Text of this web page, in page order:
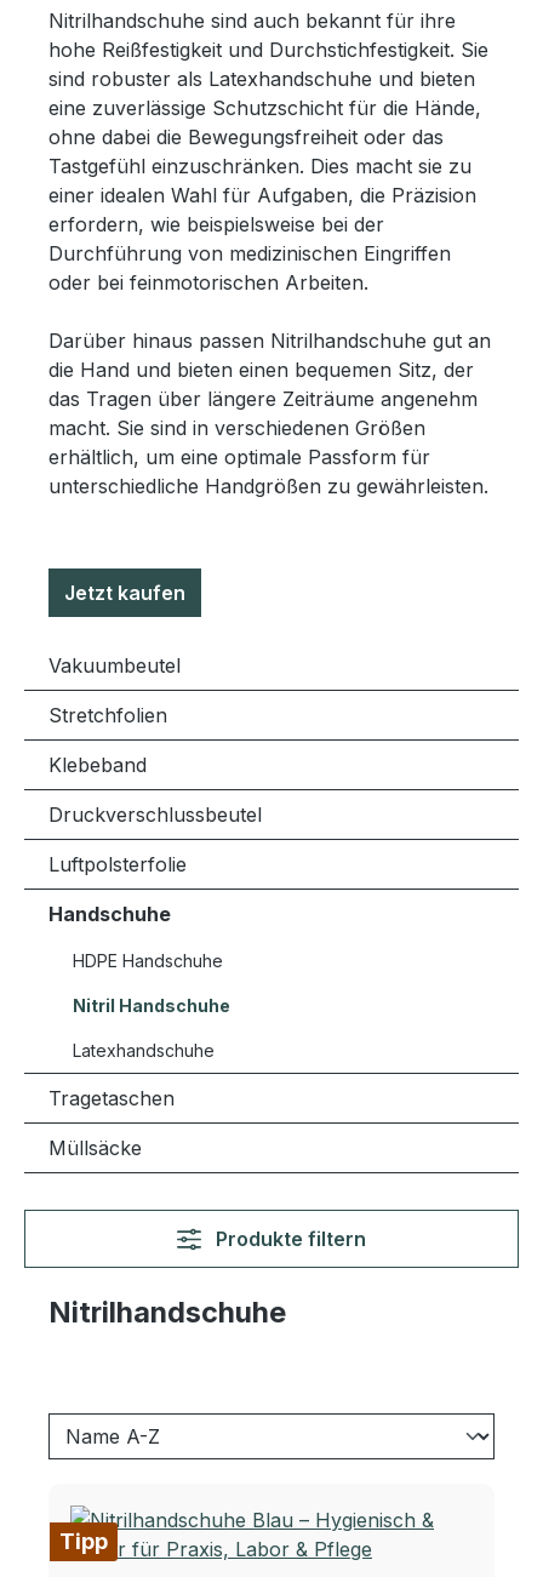
Nitrilhandschuhe sind auch bekannt für ihre
hohe Reißfestigkeit und Durchstichfestigkeit. Sie
sind robuster als Latexhandschuhe und bieten
eine zuverlässige Schutzschicht für die Hände,
ohne dabei die Bewegungsfreiheit oder das
Tastgefühl einzuschränken. Dies macht sie zu
einer idealen Wahl für Aufgaben, die Präzision
erfordern, wie beispielsweise bei der
Durchführung von medizinischen Eingriffen
oder bei feinmotorischen Arbeiten.
Darüber hinaus passen Nitrilhandschuhe gut an
die Hand und bieten einen bequemen Sitz, der
das Tragen über längere Zeiträume angenehm
macht. Sie sind in verschiedenen Größen
erhältlich, um eine optimale Passform für
unterschiedliche Handgrößen zu gewährleisten.
Jetzt kaufen
Vakuumbeutel
Stretchfolien
Klebeband
Druckverschlussbeutel
Luftpolsterfolie
Handschuhe
HDPE Handschuhe
Nitril Handschuhe
Latexhandschuhe
Tragetaschen
Müllsäcke
Produkte filtern
Nitrilhandschuhe
Tipp